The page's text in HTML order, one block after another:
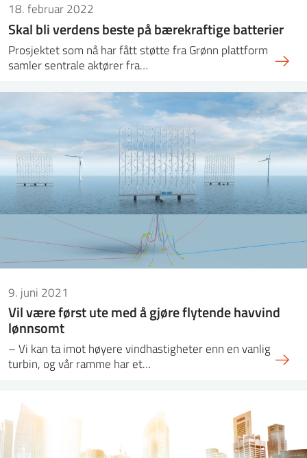
18. februar 2022
Skal bli verdens beste på bærekraftige batterier
Prosjektet som nå har fått støtte fra Grønn plattform
samler sentrale aktører fra…
9. juni 2021
Vil være først ute med å gjøre flytende havvind
lønnsomt
– Vi kan ta imot høyere vindhastigheter enn en vanlig
turbin, og vår ramme har et…